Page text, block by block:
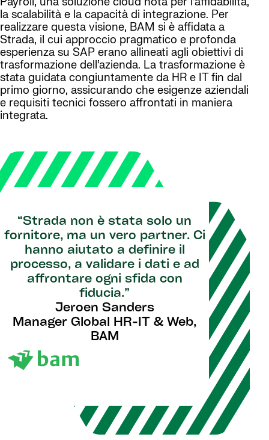
la scalabilità e la capacità di integrazione. Per
realizzare questa visione, BAM si è affidata a
Strada, il cui approccio pragmatico e profonda
esperienza su SAP erano allineati agli obiettivi di
trasformazione dell’azienda. La trasformazione è
stata guidata congiuntamente da HR e IT fin dal
primo giorno, assicurando che esigenze aziendali
e requisiti tecnici fossero affrontati in maniera
integrata.
“Strada non è stata solo un
fornitore, ma un vero partner. Ci
hanno aiutato a definire il
processo, a validare i dati e ad
affrontare ogni sfida con
fiducia.”
Jeroen Sanders
Manager Global HR-IT & Web,
BAM